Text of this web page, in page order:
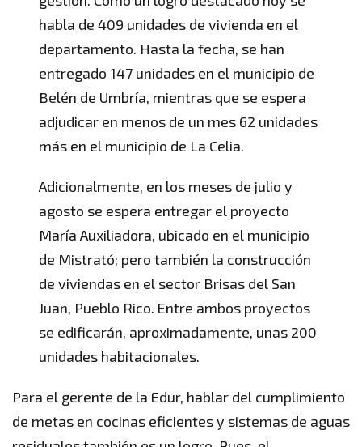
habla de 409 unidades de vivienda en el
departamento. Hasta la fecha, se han
entregado 147 unidades en el municipio de
Belén de Umbría, mientras que se espera
adjudicar en menos de un mes 62 unidades
más en el municipio de La Celia.
Adicionalmente, en los meses de julio y
agosto se espera entregar el proyecto
María Auxiliadora, ubicado en el municipio
de Mistrató; pero también la construcción
de viviendas en el sector Brisas del San
Juan, Pueblo Rico. Entre ambos proyectos
se edificarán, aproximadamente, unas 200
unidades habitacionales.
Para el gerente de la Edur, hablar del cumplimiento
de metas en cocinas eficientes y sistemas de aguas